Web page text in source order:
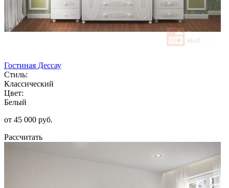
Гостиная Дессау
Стиль:
Классический
Цвет:
Белый
от 45 000 руб.
Рассчитать